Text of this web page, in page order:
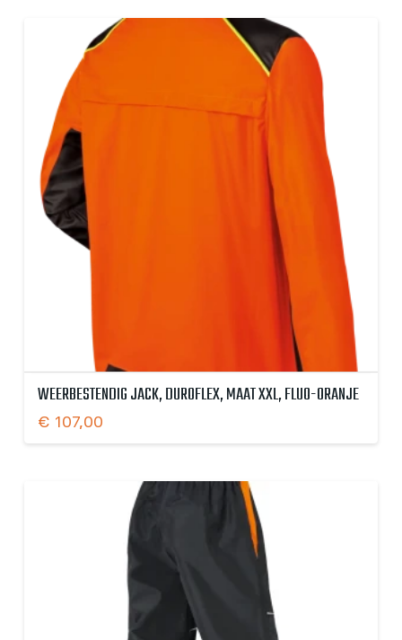
WEERBESTENDIG JACK, DUROFLEX, MAAT XXL, FLUO-ORANJE
€ 107,00